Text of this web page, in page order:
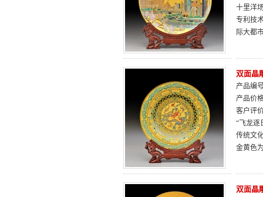
十里洋
专利技
际大都
双面晶
产品编
产品价
客户评
“飞龙逐
传统文
金黄色
双面晶